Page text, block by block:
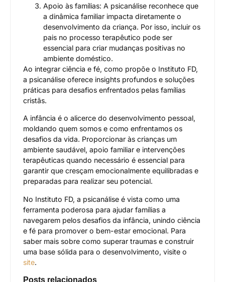
Apoio às famílias: A psicanálise reconhece que
a dinâmica familiar impacta diretamente o
desenvolvimento da criança. Por isso, incluir os
pais no processo terapêutico pode ser
essencial para criar mudanças positivas no
ambiente doméstico.
Ao integrar ciência e fé, como propõe o Instituto FD,
a psicanálise oferece insights profundos e soluções
práticas para desafios enfrentados pelas famílias
cristãs.
A infância é o alicerce do desenvolvimento pessoal,
moldando quem somos e como enfrentamos os
desafios da vida. Proporcionar às crianças um
ambiente saudável, apoio familiar e intervenções
terapêuticas quando necessário é essencial para
garantir que cresçam emocionalmente equilibradas e
preparadas para realizar seu potencial.
No Instituto FD, a psicanálise é vista como uma
ferramenta poderosa para ajudar famílias a
navegarem pelos desafios da infância, unindo ciência
e fé para promover o bem-estar emocional. Para
saber mais sobre como superar traumas e construir
uma base sólida para o desenvolvimento, visite o
site.
Posts relacionados